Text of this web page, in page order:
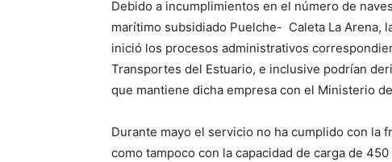
Debido a incumplimientos en el número de
marítimo subsidiado Puelche- Caleta La Arena,
inició los procesos administrativos
Transportes del Estuario, e inclusive podrían
que mantiene dicha empresa con el Ministerio
Durante mayo el servicio no ha cumplido con la
como tampoco con la capacidad de carga de